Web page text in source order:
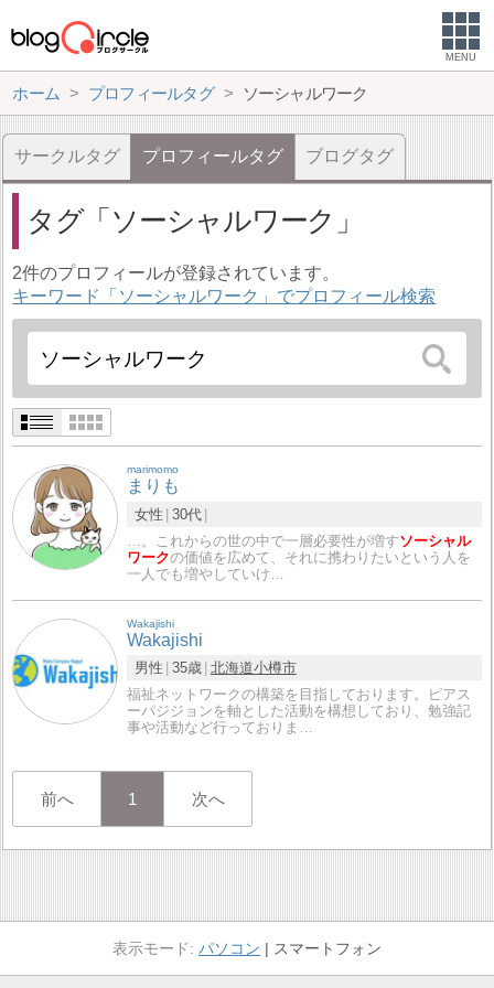
MENU
ホーム プロフィールタグ ソーシャルワーク
サークルタグ プロフィールタグ ブログタグ
タグ ソーシャルワーク
2件のプロフィールが登録されています。
キーワード「ソーシャルワーク」でプロフィール検索
marimomo
まりも
女性 30代
…。これからの世の中で一層必要性が増すソーシャル
ワークの価値を広めて、それに携わりたいという人を
一人でも増やしていけ…
Wakajishi
Wakajishi
男性 35歳 北海道小樽市
福祉ネットワークの構築を目指しております。ピアス
ーパジジョンを軸とした活動を構想しており、勉強記
事や活動など行っておりま…
前へ 1 次へ
パソコン スマートフォン